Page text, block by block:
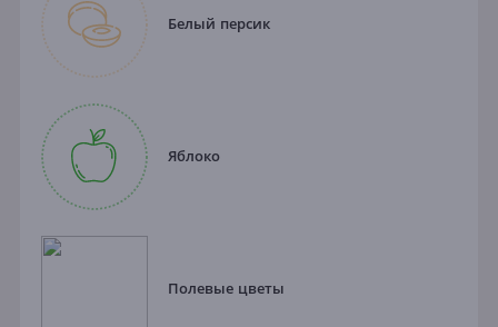
Белый персик
Яблоко
Полевые цветы